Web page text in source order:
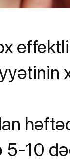
effektli
10